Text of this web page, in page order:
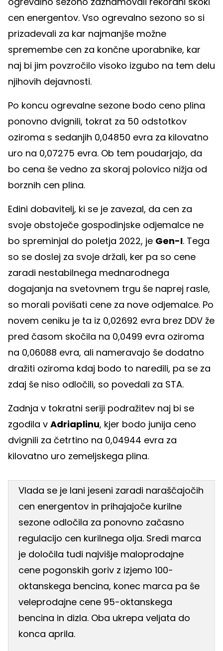
cen energentov. Vso ogrevalno sezono so si
prizadevali za kar najmanjše možne
spremembe cen za končne uporabnike, kar
naj bi jim povzročilo visoko izgubo na tem delu
njihovih dejavnosti.
Po koncu ogrevalne sezone bodo ceno plina
ponovno dvignili, tokrat za 50 odstotkov
oziroma s sedanjih 0,04850 evra za kilovatno
uro na 0,07275 evra. Ob tem poudarjajo, da
bo cena še vedno za skoraj polovico nižja od
borznih cen plina.
Edini dobavitelj, ki se je zavezal, da cen za
svoje obstoječe gospodinjske odjemalce ne
bo spreminjal do poletja 2022, je Gen-I. Tega
so se doslej za svoje držali, ker pa so cene
zaradi nestabilnega mednarodnega
dogajanja na svetovnem trgu še naprej rasle,
so morali povišati cene za nove odjemalce. Po
novem ceniku je ta iz 0,02692 evra brez DDV že
pred časom skočila na 0,0499 evra oziroma
na 0,06088 evra, ali nameravajo še dodatno
dražiti oziroma kdaj bodo to naredili, pa se za
zdaj še niso odločili, so povedali za STA.
Zadnja v tokratni seriji podražitev naj bi se
zgodila v Adriaplinu, kjer bodo junija ceno
dvignili za četrtino na 0,04944 evra za
kilovatno uro zemeljskega plina.
Vlada se je lani jeseni zaradi naraščajočih
cen energentov in prihajajoče kurilne
sezone odločila za ponovno začasno
regulacijo cen kurilnega olja. Sredi marca
je določila tudi najvišje maloprodajne
cene pogonskih goriv z izjemo 100-
oktanskega bencina, konec marca pa še
veleprodajne cene 95-oktanskega
bencina in dizla. Oba ukrepa veljata do
konca aprila.